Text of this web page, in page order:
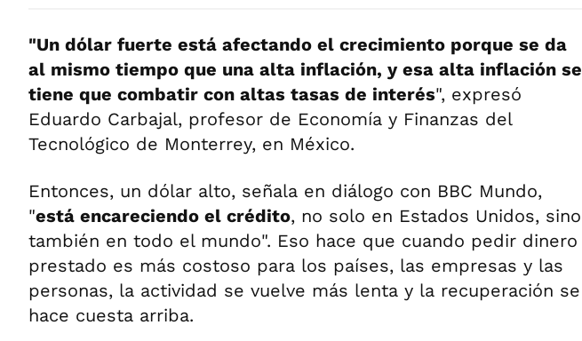
"Un dólar fuerte está afectando el crecimiento porque se da
al mismo tiempo que una alta inflación, y esa alta inflación se
tiene que combatir con altas tasas de interés", expresó
Eduardo Carbajal, profesor de Economía y Finanzas del
Tecnológico de Monterrey, en México.
Entonces, un dólar alto, señala en diálogo con BBC Mundo,
"está encareciendo el crédito, no solo en Estados Unidos, sino
también en todo el mundo". Eso hace que cuando pedir dinero
prestado es más costoso para los países, las empresas y las
personas, la actividad se vuelve más lenta y la recuperación se
hace cuesta arriba.